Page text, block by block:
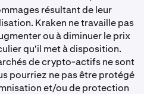
résultant de leur
Kraken ne travaille pas
ou à diminuer le prix
qu'il met à disposition.
de crypto-actifs ne sont
pourriez ne pas être protégé
et/ou de protection